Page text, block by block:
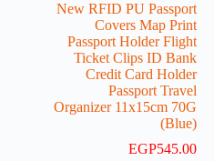
New RFID PU Passport
Covers Map Print
Passport Holder Flight
Ticket Clips ID Bank
Credit Card Holder
Passport Travel
Organizer 11x15cm 70G
(Blue)
EGP545.00